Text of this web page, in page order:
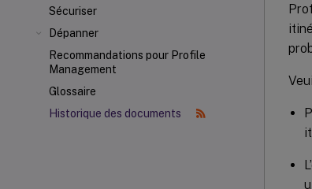
Sécuriser
Dépanner
Recommandations pour Profile
Management
Glossaire
Historique des documents